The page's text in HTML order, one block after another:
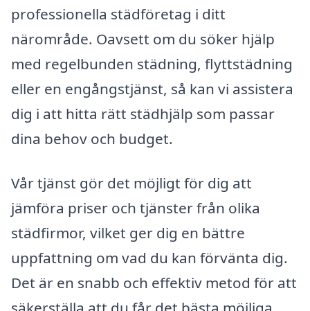
professionella städföretag i ditt
närområde. Oavsett om du söker hjälp
med regelbunden städning, flyttstädning
eller en engångstjänst, så kan vi assistera
dig i att hitta rätt städhjälp som passar
dina behov och budget.
Vår tjänst gör det möjligt för dig att
jämföra priser och tjänster från olika
städfirmor, vilket ger dig en bättre
uppfattning om vad du kan förvänta dig.
Det är en snabb och effektiv metod för att